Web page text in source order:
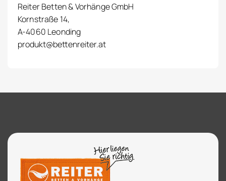
Reiter Betten & Vorhänge GmbH
Kornstraße 14,
A-4060 Leonding
produkt@bettenreiter.at